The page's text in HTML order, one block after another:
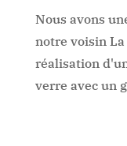
Nous avons
notre voisin
réalisation
verre avec un